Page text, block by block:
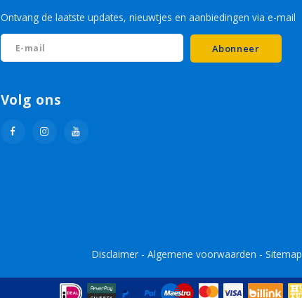
Ontvang de laatste updates, nieuwtjes en aanbiedingen via e-mail
Abonneer
Volg ons
Disclaimer - Algemene voorwaarden - Sitemap